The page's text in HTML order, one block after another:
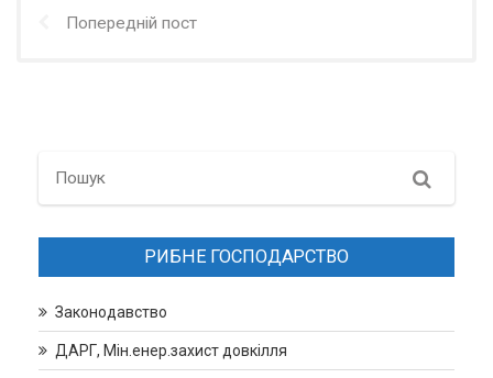
Попередній пост
Search
РИБНЕ ГОСПОДАРСТВО
Законодавство
ДАРГ, Мін.енер.захист довкілля